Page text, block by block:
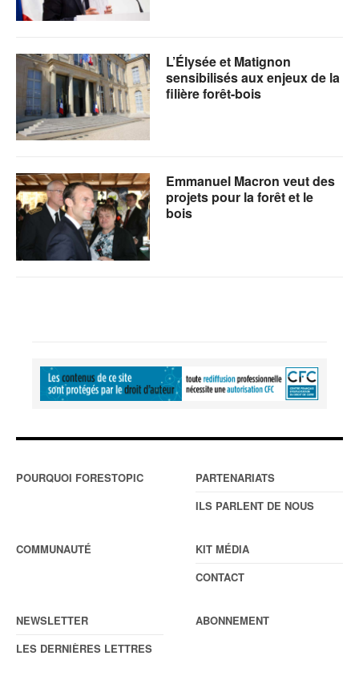
L’Élysée et Matignon
sensibilisés aux enjeux de la
filière forêt-bois
Emmanuel Macron veut des
projets pour la forêt et le
bois
POURQUOI FORESTOPIC
PARTENARIATS
ILS PARLENT DE NOUS
COMMUNAUTÉ
KIT MÉDIA
CONTACT
NEWSLETTER
LES DERNIÈRES LETTRES
ABONNEMENT